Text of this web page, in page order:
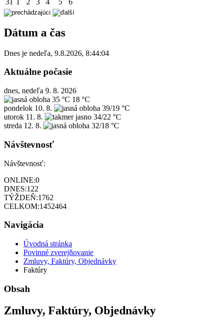
31 1 2 3 4 5 6
Dátum a čas
Dnes je nedeľa, 9.8.2026, 8:44:04
Aktuálne počasie
dnes, nedeľa 9. 8. 2026
35 °C 18 °C
pondelok 10. 8.
39/19 °C
utorok 11. 8.
34/22 °C
streda 12. 8. 32/18 °C
Návštevnosť
Návštevnosť:
ONLINE:0
DNES:122
TÝŽDEŇ:1762
CELKOM:1452464
Navigácia
Úvodná stránka
Povinné zverejňovanie
Zmluvy, Faktúry, Objednávky
Faktúry
Obsah
Zmluvy, Faktúry, Objednávky